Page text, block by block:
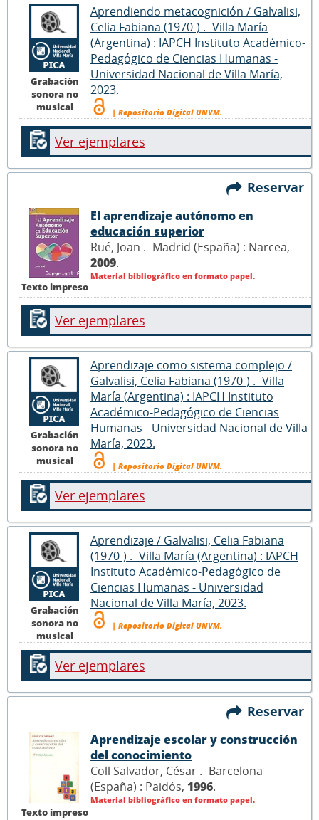
Grabación
sonora no
musical
Aprendiendo metacognición / Galvalisi,
Celia Fabiana (1970-) .- Villa María
(Argentina) : IAPCH Instituto Académico-
Pedagógico de Ciencias Humanas -
Universidad Nacional de Villa María,
2023.
| Repositorio Digital UNVM.
Ver ejemplares
Reservar
Texto impreso
El aprendizaje autónomo en
educación superior
Rué, Joan .- Madrid (España) : Narcea,
2009.
Material bibliográfico en formato papel.
Ver ejemplares
Grabación
sonora no
musical
Aprendizaje como sistema complejo /
Galvalisi, Celia Fabiana (1970-) .- Villa
María (Argentina) : IAPCH Instituto
Académico-Pedagógico de Ciencias
Humanas - Universidad Nacional de Villa
María, 2023.
| Repositorio Digital UNVM.
Ver ejemplares
Grabación
sonora no
musical
Aprendizaje / Galvalisi, Celia Fabiana
(1970-) .- Villa María (Argentina) : IAPCH
Instituto Académico-Pedagógico de
Ciencias Humanas - Universidad
Nacional de Villa María, 2023.
| Repositorio Digital UNVM.
Ver ejemplares
Reservar
Texto impreso
Aprendizaje escolar y construcción
del conocimiento
Coll Salvador, César .- Barcelona
(España) : Paidós, 1996.
Material bibliográfico en formato papel.